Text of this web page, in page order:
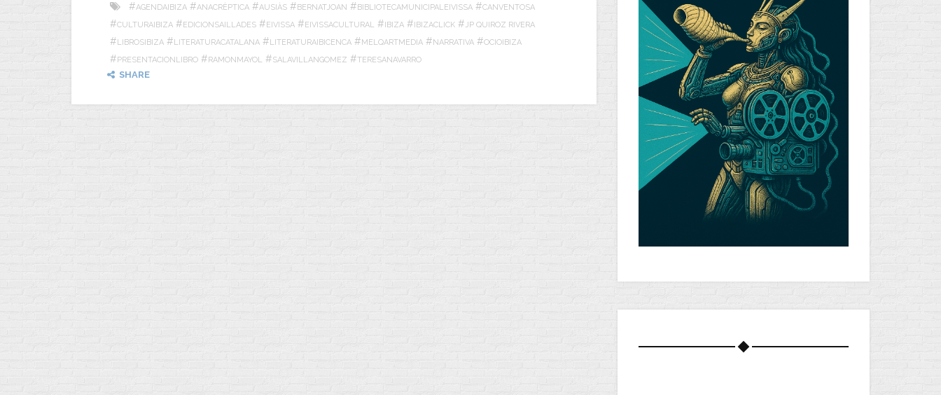
#AGENDAIBIZA #ANACRÈPTICA #AUSIÀS #BERNATJOAN #BIBLIOTECAMUNICIPALEIVISSA #CANVENTOSA
#CULTURAIBIZA #EDICIONSAILLADES #EIVISSA #EIVISSACULTURAL #IBIZA #IBIZACLICK #JP QUIROZ RIVERA
#LIBROSIBIZA #LITERATURACATALANA #LITERATURAIBICENCA #MELQARTMEDIA #NARRATIVA #OCIOIBIZA
#PRESENTACIONLIBRO #RAMONMAYOL #SALAVILLANGOMEZ #TERESANAVARRO
SHARE